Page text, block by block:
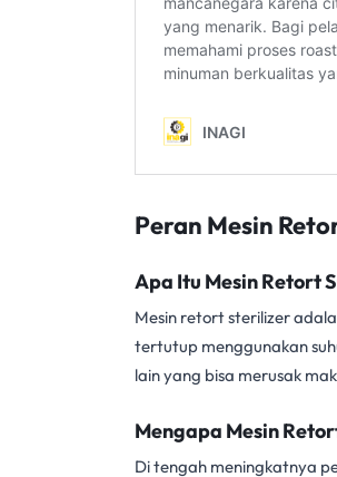
Peran Mesin
Apa Itu Mesin Retort
Mesin retort sterilizer
tertutup menggunakan
lain yang bisa merusak
Mengapa Mesin
Di tengah meningkatnya